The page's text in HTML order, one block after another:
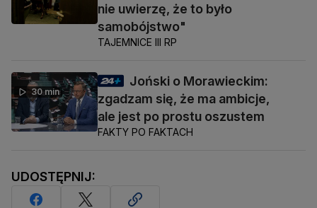
nie uwierzę, że to było
samobójstwo"
TAJEMNICE III RP
30 min
Joński o Morawieckim:
zgadzam się, że ma ambicje,
ale jest po prostu oszustem
FAKTY PO FAKTACH
UDOSTĘPNIJ: